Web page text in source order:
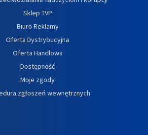
Sklep TVP
Biuro Reklamy
Oferta Dystrybucyjna
Oferta Handlowa
Dostępność
Moje zgody
zgłoszeń wewnętrznych